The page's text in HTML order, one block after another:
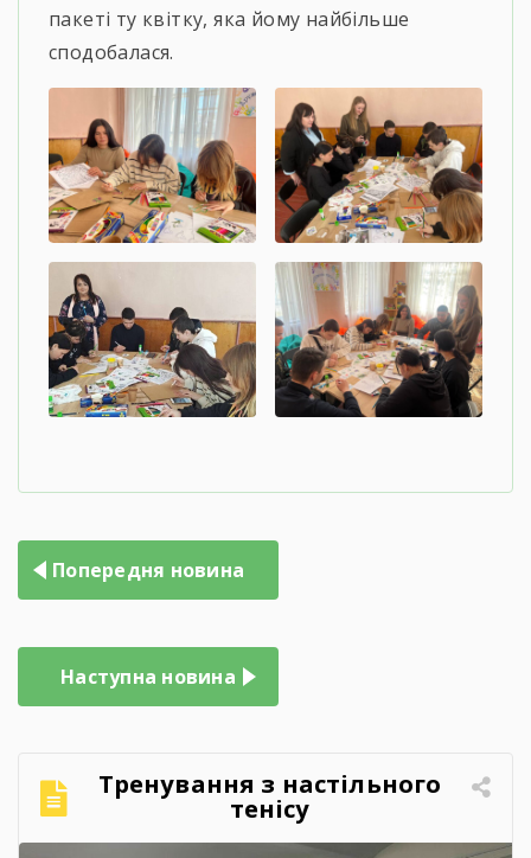
пакеті ту квітку, яка йому найбільше
сподобалася.
Попередня новина
Наступна новина
Тренування з настільного
тенісу